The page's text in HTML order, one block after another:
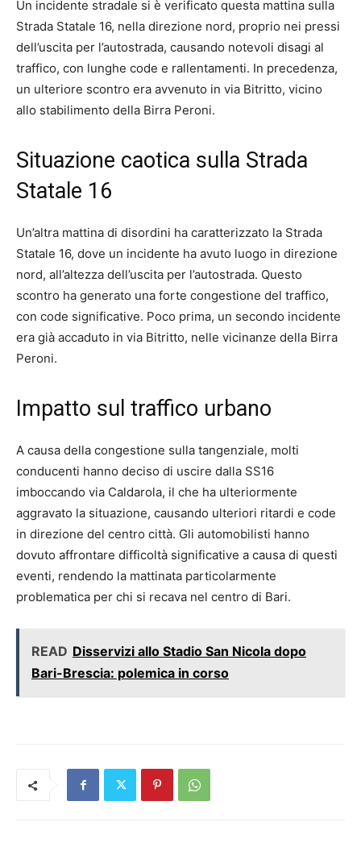
Un incidente stradale si è verificato questa mattina sulla
Strada Statale 16, nella direzione nord, proprio nei pressi
dell’uscita per l’autostrada, causando notevoli disagi al
traffico, con lunghe code e rallentamenti. In precedenza,
un ulteriore scontro era avvenuto in via Bitritto, vicino
allo stabilimento della Birra Peroni.
Situazione caotica sulla Strada
Statale 16
Un’altra mattina di disordini ha caratterizzato la Strada
Statale 16, dove un incidente ha avuto luogo in direzione
nord, all’altezza dell’uscita per l’autostrada. Questo
scontro ha generato una forte congestione del traffico,
con code significative. Poco prima, un secondo incidente
era già accaduto in via Bitritto, nelle vicinanze della Birra
Peroni.
Impatto sul traffico urbano
A causa della congestione sulla tangenziale, molti
conducenti hanno deciso di uscire dalla SS16
imboccando via Caldarola, il che ha ulteriormente
aggravato la situazione, causando ulteriori ritardi e code
in direzione del centro città. Gli automobilisti hanno
dovuto affrontare difficoltà significative a causa di questi
eventi, rendendo la mattinata particolarmente
problematica per chi si recava nel centro di Bari.
READ Disservizi allo Stadio San Nicola dopo
Bari-Brescia: polemica in corso